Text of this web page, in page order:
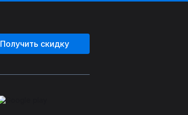
Получить скидку